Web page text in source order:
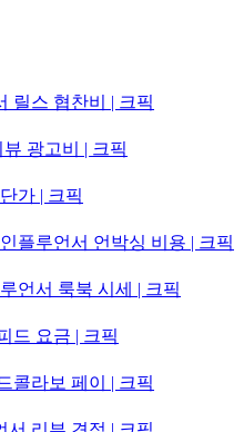
릴스 협찬비 | 크픽
광고비 | 크픽
가 | 크픽
플루언서 언박싱 비용 | 크픽
언서 룩북 시세 | 크픽
드 요금 | 크픽
콜라보 페이 | 크픽